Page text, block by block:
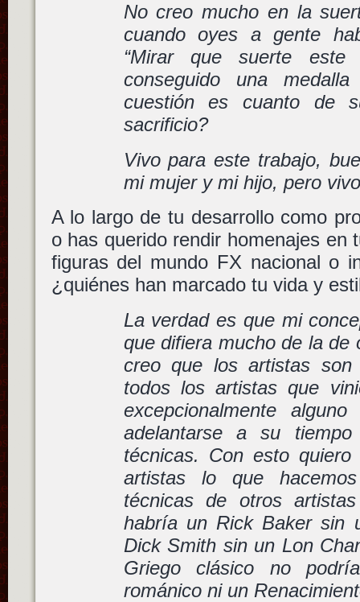
No creo mucho en la
cuando oyes a gente
“Mirar que suerte este
conseguido una
cuestión es cuanto de
sacrificio?
Vivo para este trabajo,
mi mujer y mi hijo, pero
A lo largo de tu desarrollo como
o has querido rendir homenajes en
figuras del mundo FX nacional o
¿quiénes han marcado tu vida y
La verdad es que mi
que difiera mucho de la de
creo que los artistas son
todos los artistas que
excepcionalmente
adelantarse a su
técnicas. Con esto
artistas lo que
técnicas de otros
habría un Rick Baker sin
Dick Smith sin un Lon
Griego clásico no
románico ni un